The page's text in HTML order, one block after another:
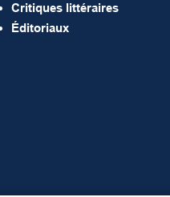
Critiques littéraires
Éditoriaux